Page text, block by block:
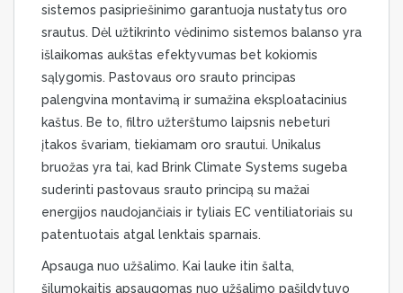
sistemos pasipriešinimo garantuoja nustatytus oro
srautus. Dėl užtikrinto vėdinimo sistemos balanso yra
išlaikomas aukštas efektyvumas bet kokiomis
sąlygomis. Pastovaus oro srauto principas
palengvina montavimą ir sumažina eksploatacinius
kaštus. Be to, filtro užterštumo laipsnis nebeturi
įtakos švariam, tiekiamam oro srautui. Unikalus
bruožas yra tai, kad Brink Climate Systems sugeba
suderinti pastovaus srauto principą su mažai
energijos naudojančiais ir tyliais EC ventiliatoriais su
patentuotais atgal lenktais sparnais.
Apsauga nuo užšalimo. Kai lauke itin šalta,
šilumokaitis apsaugomas nuo užšalimo pašildytuvo